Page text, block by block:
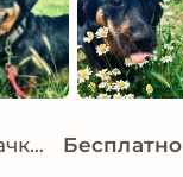
Маленька добра собачка мріє знову стати домашньою! Бесплатно